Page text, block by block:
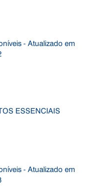
- Atualizado em
- Atualizado em